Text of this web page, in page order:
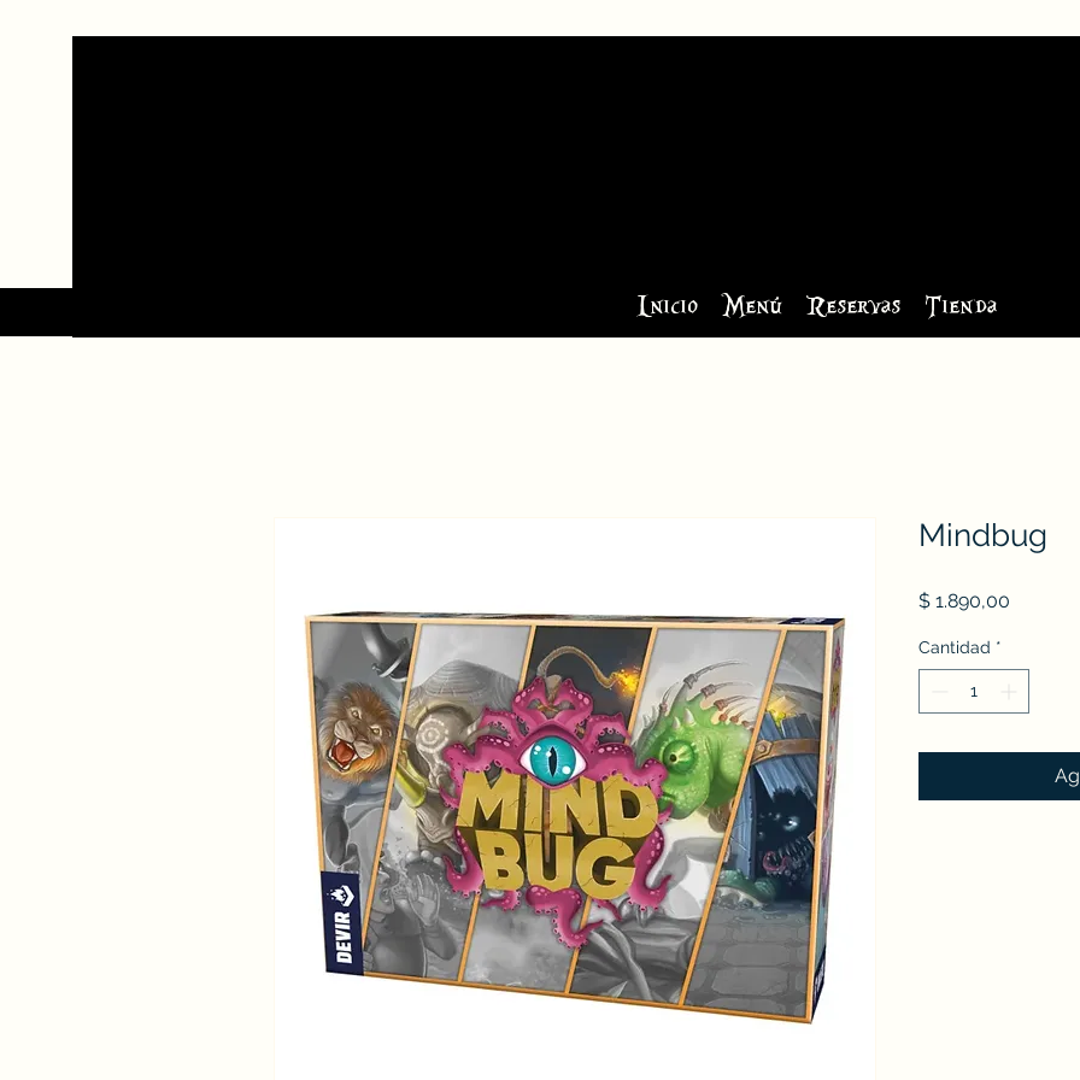
Inicio Menú Reservas Tienda
Mindbug
$ 1.890,00
Cantidad *